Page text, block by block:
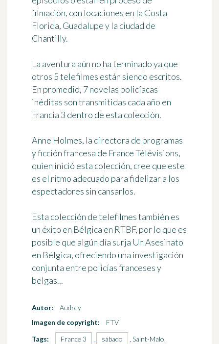
filmación, con locaciones en la Costa
Florida, Guadalupe y la ciudad de
Chantilly.
La aventura aún no ha terminado ya que
otros 5 telefilmes están siendo escritos.
En promedio, 7 novelas policíacas
inéditas son transmitidas cada año en
Francia 3 dentro de esta colección.
Anne Holmes, la directora de programas
y ficción francesa de France Télévisions,
quien inició esta colección, cree que este
es el ritmo adecuado para fidelizar a los
espectadores sin cansarlos.
Esta colección de telefilmes también es
un éxito en Bélgica en RTBF, por lo que es
posible que algún día surja Un Asesinato
en Bélgica, ofreciendo una investigación
conjunta entre policías franceses y
belgas...
Autor:
Audrey
Imagen de copyright:
FTV
Tags:
France 3 , sábado
, Saint-Malo,